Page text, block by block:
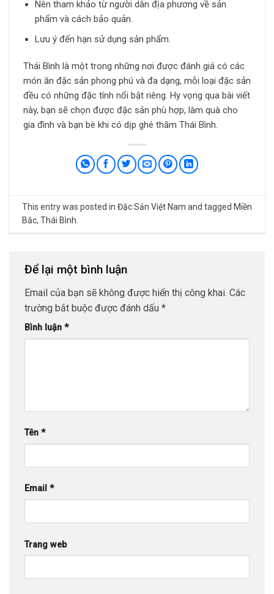
Nên tham khảo từ người dân địa phương về sản
phẩm và cách bảo quản.
Lưu ý đến hạn sử dụng sản phẩm.
Thái Bình là một trong những nơi được đánh giá có các
món ăn đặc sản phong phú và đa dạng, mỗi loại đặc sản
đều có những đặc tính nổi bật riêng. Hy vọng qua bài viết
này, bạn sẽ chọn được đặc sản phù hợp, làm quà cho
gia đình và bạn bè khi có dịp ghé thăm Thái Bình.
This entry was posted in Đặc Sản Việt Nam and tagged Miền
Bắc, Thái Bình
Để lại một bình luận
Email của bạn sẽ không được hiển thị công khai. Các
trường bắt buộc được đánh dấu *
Bình luận *
Tên *
Email *
Trang web